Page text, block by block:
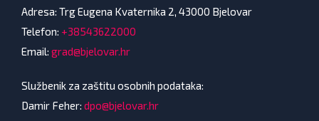
Adresa: Trg Eugena Kvaternika 2, 43000 Bjelovar
Telefon: +38543622000
Email: grad@bjelovar.hr
Službenik za zaštitu osobnih podataka:
Damir Feher: dpo@bjelovar.hr